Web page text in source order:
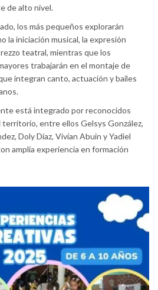
de alto nivel.
los más pequeños explorarán
la iniciación musical, la expresión
teatral, mientras que los
trabajarán en el montaje de
integran canto, actuación y bailes
está integrado por reconocidos
entre ellos Gelsys González,
Doly Díaz, Vivían Abuin y Yadiel
amplia experiencia en formación